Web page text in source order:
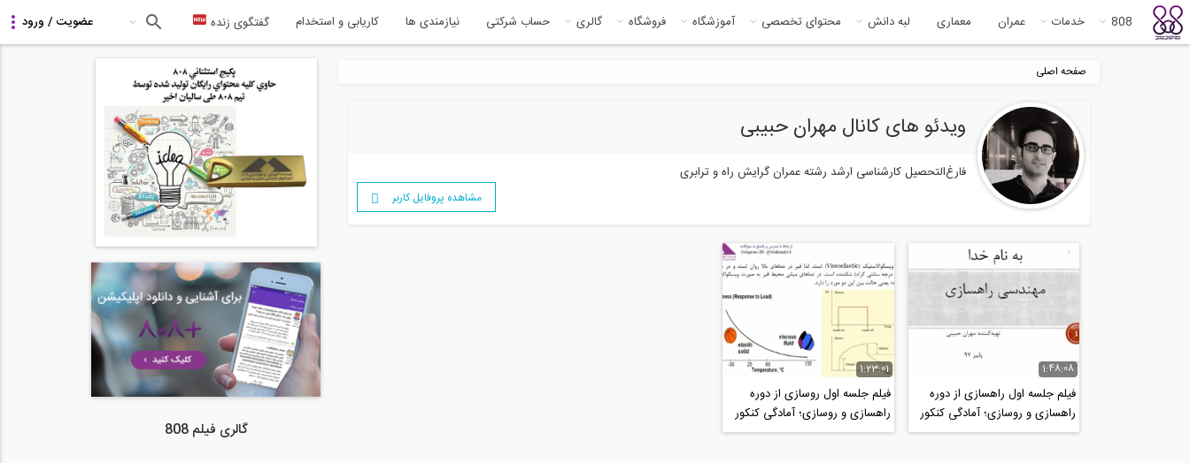
808 خدمات عمران معماری لبه دانش محتوای تخصصی آموزشگاه فروشگاه گالری حساب شرکتی نیازمندی ها کاریابی و استخدام گفتگوی زنده
صفحه اصلی
ویدئو های کانال مهران حبیبی
فارغ‌التحصیل کارشناسی ارشد رشته عمران گرایش راه و ترابری
مشاهده پروفایل کاربر
1:48:08
فیلم جلسه اول راهسازی از دوره
راهسازی و روسازی؛ آمادگی کنکور
ارشد عمران ۹۸
1:23:01
فیلم جلسه اول روسازی از دوره
راهسازی و روسازی؛ آمادگی کنکور
ارشد عمران ۹۸
گالری فیلم 808